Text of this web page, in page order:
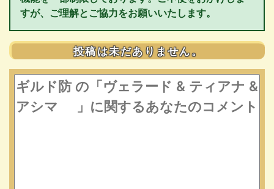
すが、ご理解とご協力をお願いいたします。
投稿は未だありません。